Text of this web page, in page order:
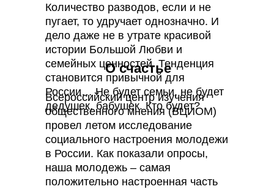
Количество разводов, если и не
пугает, то удручает однозначно. И
дело даже не в утрате красивой
истории Большой Любви и
семейных ценностей. Тенденция
становится привычной для
России… Не будет семьи, не будет
дедушек, бабушек. Кто будет?
Всероссийский центр изучения
общественного мнения (ВЦИОМ)
провел летом исследование
социального настроения молодежи
в России. Как показали опросы,
наша молодежь – самая
положительно настроенная часть
О счастье